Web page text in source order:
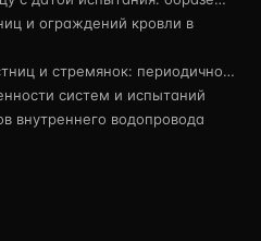
и ограждений кровли в
и стремянок: периодично…
систем и испытаний
внутреннего водопровода